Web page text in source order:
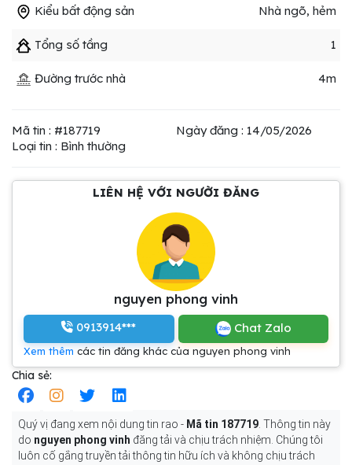
Kiểu bất động sản Nhà ngõ, hẻm
Tổng số tầng 1
Đường trước nhà 4m
Mã tin : #187719
Ngày đăng : 14/05/2026
Loại tin : Bình thường
LIÊN HỆ VỚI NGƯỜI ĐĂNG
nguyen phong vinh
0913914*** Chat Zalo
Xem thêm các tin đăng khác của nguyen phong vinh
Chia sẻ:
Quý vị đang xem nội dung tin rao - Mã tin 187719 . Thông tin này
do nguyen phong vinh đăng tải và chịu trách nhiệm. Chúng tôi
luôn cố gắng truyền tải thông tin hữu ích và không chịu trách